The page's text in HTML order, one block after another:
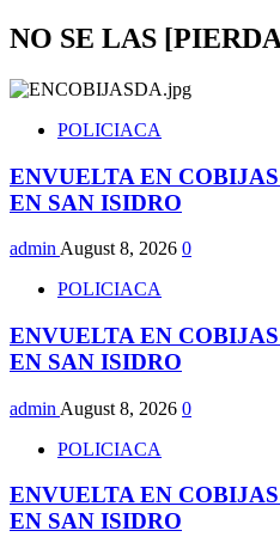
NO SE LAS [PIERDA
POLICIACA
ENVUELTA EN
EN SAN ISIDRO
admin August 8, 2026 0
POLICIACA
ENVUELTA EN
EN SAN ISIDRO
admin August 8, 2026 0
POLICIACA
ENVUELTA EN
EN SAN ISIDRO